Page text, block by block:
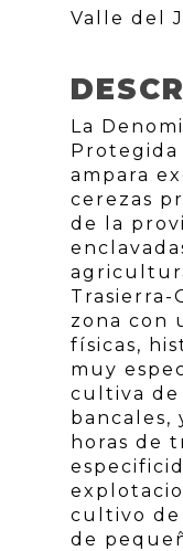
Valle del
La
Protegida
ampara
cerezas
de la
Trasierra-
zona con
físicas,
muy
cultiva de
bancales,
horas de
cultivo de
de